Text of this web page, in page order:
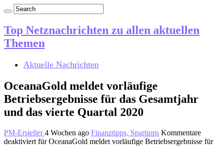
Top Netznachrichten zu allen aktuellen
Themen
Aktuelle Nachrichten
OceanaGold meldet vorläufige
Betriebsergebnisse für das Gesamtjahr
und das vierte Quartal 2020
PM-Ersteller4 Wochen ago Finanztipps, Spartipps Kommentare
deaktiviert für OceanaGold meldet vorläufige Betriebsergebnisse für